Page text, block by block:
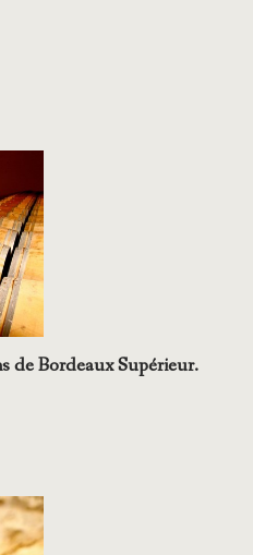
de Bordeaux Supérieur.